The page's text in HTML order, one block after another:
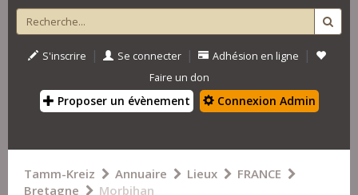
S'inscrire | Se connecter | Adhésion en ligne |
Faire un don
Proposer un évènement Connexion Admin
Tamm-Kreiz Annuaire Lieux
FRANCE
Bretagne
Morbihan